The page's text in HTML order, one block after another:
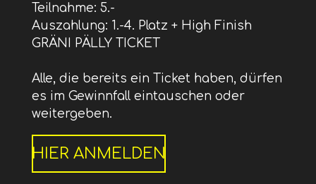
Teilnahme: 5.-
Auszahlung: 1.-4. Platz + High Finish
GRÄNI PÄLLY TICKET
Alle, die bereits ein Ticket haben, dürfen
es im Gewinnfall eintauschen oder
weitergeben.
HIER ANMELDEN